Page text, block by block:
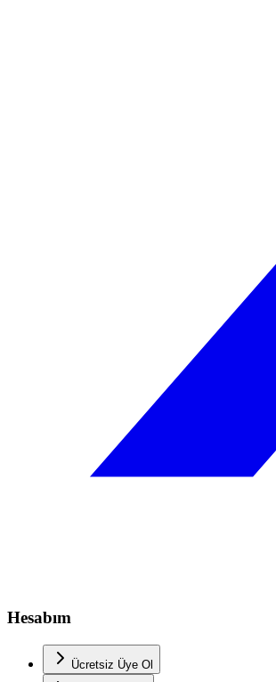
Hesabım
Ücretsiz Üye Ol